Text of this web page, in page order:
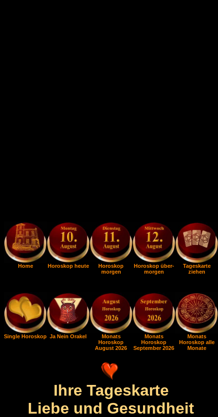
Home Horoskop heute
Horoskop
morgen
Horoskop über-
morgen
Tageskarte
ziehen
Single Horoskop Ja Nein Orakel
Monats
Horoskop
August 2026
Monats
Horoskop
September 2026
Monats
Horoskop alle
Monate
Ihre Tageskarte
Liebe und Gesundheit